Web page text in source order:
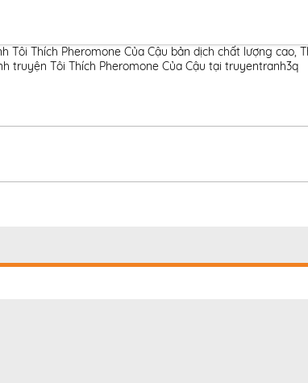
Tôi Thích Pheromone Của Cậu bản dịch chất lượng cao,
truyện Tôi Thích Pheromone Của Cậu tại truyentranh3q